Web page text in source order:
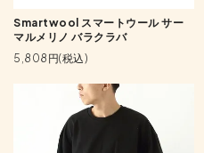
Smartwool スマートウール サー
マルメリノ バラクラバ
5,808円(税込)